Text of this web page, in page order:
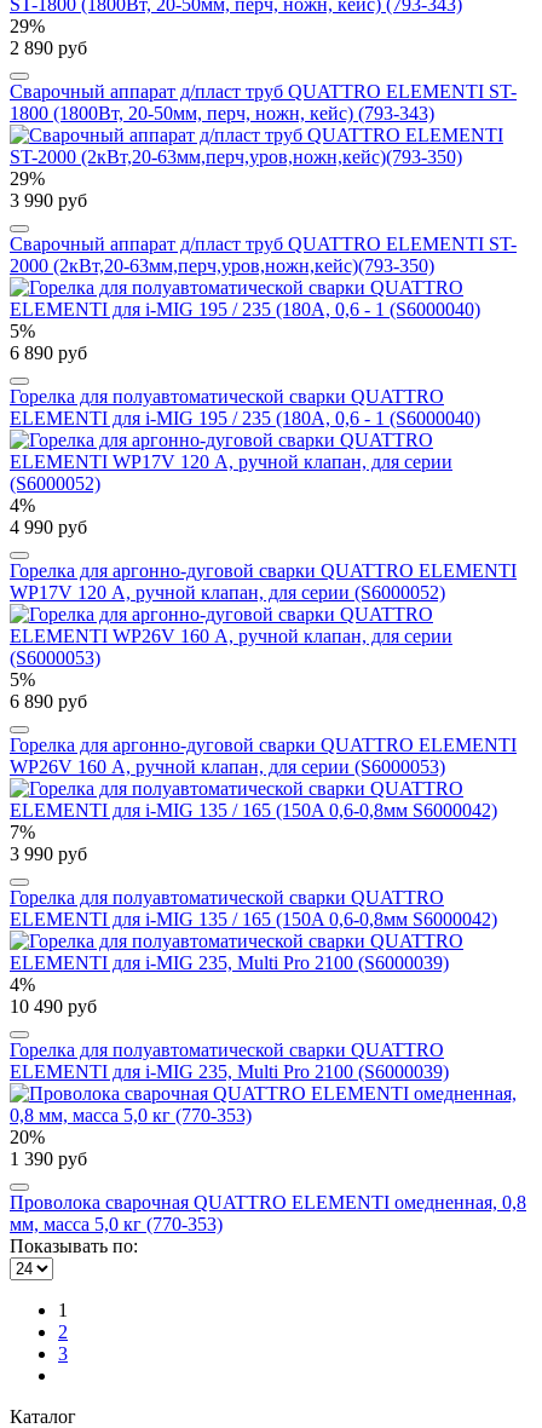
29%
2 890 руб
Сварочный аппарат д/пласт труб QUATTRO ELEMENTI ST-
1800 (1800Вт, 20-50мм, перч, ножн, кейс) (793-343)
29%
3 990 руб
Сварочный аппарат д/пласт труб QUATTRO ELEMENTI ST-
2000 (2кВт,20-63мм,перч,уров,ножн,кейс)(793-350)
5%
6 890 руб
Горелка для полуавтоматической сварки QUATTRO
ELEMENTI для i-MIG 195 / 235 (180A, 0,6 - 1 (S6000040)
4%
4 990 руб
Горелка для аргонно-дуговой сварки QUATTRO ELEMENTI
WP17V 120 А, ручной клапан, для серии (S6000052)
5%
6 890 руб
Горелка для аргонно-дуговой сварки QUATTRO ELEMENTI
WP26V 160 А, ручной клапан, для серии (S6000053)
7%
3 990 руб
Горелка для полуавтоматической сварки QUATTRO
ELEMENTI для i-MIG 135 / 165 (150A 0,6-0,8мм S6000042)
4%
10 490 руб
Горелка для полуавтоматической сварки QUATTRO
ELEMENTI для i-MIG 235, Multi Pro 2100 (S6000039)
20%
1 390 руб
Проволока сварочная QUATTRO ELEMENTI омедненная, 0,8
мм, масса 5,0 кг (770-353)
Показывать по:
1
2
3
Каталог